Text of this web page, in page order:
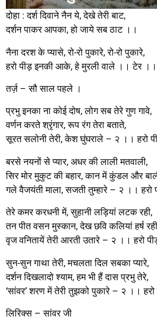
दोहा : दर्श दिवाने नैन ये, देखे तेरी बाट,
दर्शन पाकर आपका, हो जाये सब ठाट ।।
नैना दरश के प्यासे, रो-रो पुकारे, रो-रो पुकारे,
हरो पीड़ इनकी आके, हे मुरली वाले ।। टेर ।।
तर्ज़ – सौ साल पहले ।
प्रभु इनका ना कोई दोष, लोग सब तेरे गुण गावे,
वर्णन करते श्रृंगार, रूप रंग तेरा बताते,
सूरत सलोनी तेरी, केश घुंघराले – २ ।। हरो
बरसे नयनों से प्यार, अधर की लाली मतवाली,
सिर मोर मुकुट की बहार, कान में कुंडल और
गले वैजयंती माला, सजती तुम्हारे – २ ।। हरो
तेरे कमर करधनी में, सुहानी लड़ियां लटक रही,
तन पीत वसन मुस्कान, देख छवि कलियां हर्ष
वृज वनितायें तेरी आरती उतारे – २ ।। हरो
सुन-सुन गाथा तेरी, मचलता दिल सबका प्यारे,
दर्शन दिखलादो श्याम, हम भी हैं दास प्रभु तेरे,
‘सांवर’ शरण में तेरी तुझको पुकारे – २ ।।
लिरिक्स – सांवर जी